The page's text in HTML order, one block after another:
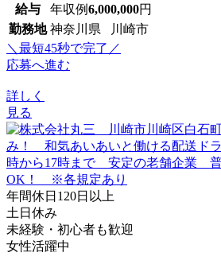
給与 年収例6,000,000円
勤務地 神奈川県 川崎市
＼最短45秒で完了／
応募へ進む
詳しく
見る
年間休日120日以上
土日休み
未経験・初心者も歓迎
女性活躍中